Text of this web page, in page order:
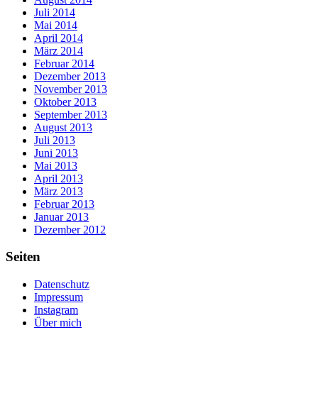
Juli 2014
Mai 2014
April 2014
März 2014
Februar 2014
Dezember 2013
November 2013
Oktober 2013
September 2013
August 2013
Juli 2013
Juni 2013
Mai 2013
April 2013
März 2013
Februar 2013
Januar 2013
Dezember 2012
Seiten
Datenschutz
Impressum
Instagram
Über mich